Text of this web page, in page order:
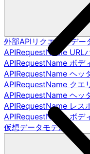
外部APIリクエストデー
APIRequestName URL
APIRequestName ボデ
APIRequestName ヘッ
APIRequestName クエ
APIRequestName ヘッ
APIRequestName レス
APIRequestName ボデ
仮想データモデル